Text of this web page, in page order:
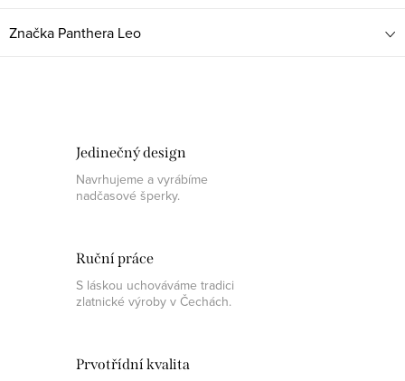
Značka Panthera Leo
Jedinečný design
Navrhujeme a vyrábíme
nadčasové šperky.
Ruční práce
S láskou uchováváme tradici
zlatnické výroby v Čechách.
Prvotřídní kvalita